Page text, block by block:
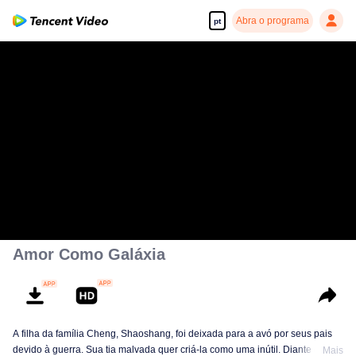
pt Abra o programa
Amor Como Galáxia
A filha da família Cheng, Shaoshang, foi deixada para a avó por seus pais
devido à guerra. Sua tia malvada quer criá-la como uma inútil. Diante deMais